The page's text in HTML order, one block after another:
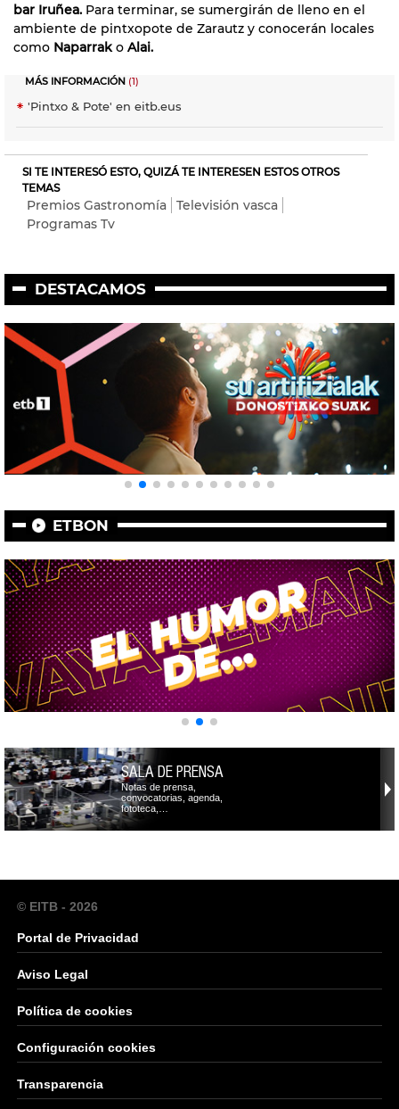
bar Iruñea. Para terminar, se sumergirán de lleno en el
ambiente de pintxopote de Zarautz y conocerán locales
como Naparrako Alai.
MÁS INFORMACIÓN (1)
'Pintxo & Pote' en eitb.eus
SI TE INTERESÓ ESTO, QUIZÁ TE INTERESEN ESTOS OTROS
TEMAS
Premios Gastronomía
Televisión vasca
Programas Tv
DESTACAMOS
ETBON
SALA DE PRENSA
Notas de prensa,
convocatorias, agenda,
fototeca,…
© EITB - 2026
Portal de Privacidad
Aviso Legal
Política de cookies
Configuración cookies
Transparencia